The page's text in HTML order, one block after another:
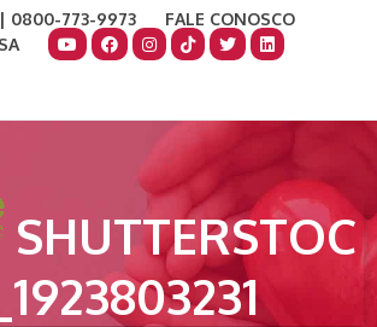
| 0800-773-9973
FALE CONOSCO
SHUTTERSTOC